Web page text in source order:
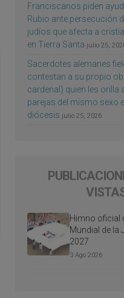
Franciscanos piden
Rubio ante persecución
judíos que afecta a
en Tierra Santa julio 25,
Sacerdotes alemanes
contestan a su propio
cardenal) quien les orilla
parejas del mismo sexo
diócesis julio 25, 2026
Himno oficial
Mundial de la
2027
3 Ago 2026